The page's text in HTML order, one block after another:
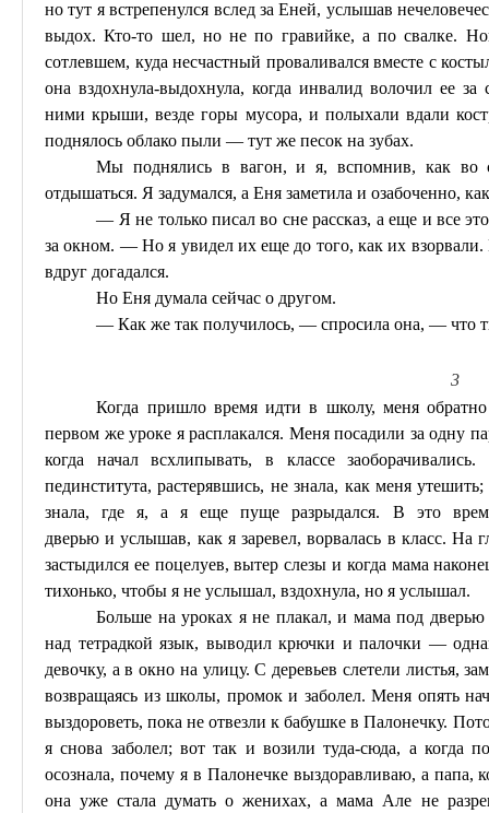
но тут я встрепенулся вслед заЕней, услышав
выдох. Кто-то шел, но не по гравийке, а по свалке.
сотлевшем, куда несчастный проваливался вместе с
она вздохнула-выдохнула, когда инвалид волочил ее
ними крыши, везде горы мусора, и полыхали вдали
поднялось облако пыли — тут же песок на зубах.
Мы поднялись в вагон, и я, вспомнив, как во
отдышаться. Я задумался, а Еня заметила и озабоченно,
— Я не только писал во сне рассказ, а еще и все
за окном. — Но я увидел их еще до того, как их
вдруг догадался.
НоЕня думала сейчасо другом.
— Как же так получилось, — спросила она, — что
3
Когда пришло время идти в школу, меня
первом же уроке я расплакался. Меня посадили за одну
когда начал всхлипывать, в классезаоборачивались.
пединститута, растерявшись, не знала, как меня
знала, где я, а я еще пуще разрыдался. В это
дверьюи услышав, как я заревел, ворвалась в класс. На
застыдился ее поцелуев, вытер слезы и когда мама
тихонько, чтобы я не услышал, вздохнула, но я услышал.
Больше на уроках я не плакал, и мама под дверью
над тетрадкой язык, выводил крючки и палочки —
девочку, а в окно на улицу. С деревьев слетели листья,
возвращаясь из школы, промок и заболел. Меня опять
выздороветь, пока не отвезли к бабушке вПалонечку.
я снова заболел; вот так и возили туда-сюда, а
осознала, почему я в Палонечкевыздоравливаю, а папа,
она уже стала думать о женихах, а мама Але не